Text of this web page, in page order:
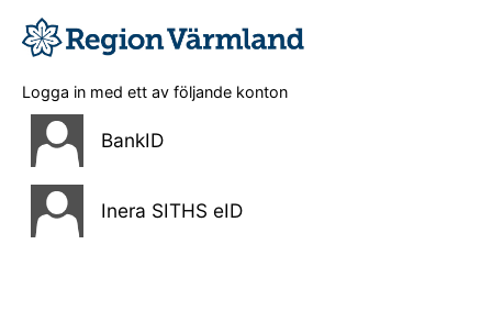
Logga in med ett av följande konton
BankID
Inera SITHS eID